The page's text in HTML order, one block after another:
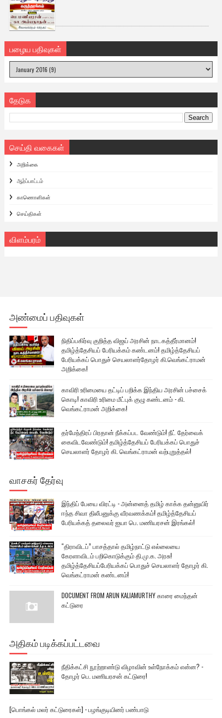
பழைய பதிவுகள்
தேடுக
செய்தி வகைகள்
அறிக்கை
ஆர்ப்பாட்டம்
காணொளிகள்
செய்திகள்
விளம்பரம்
அண்மைப் பதிவுகள்
நிதிப்பகிர்வு குறித்த விஜய் அரசின் நாடகத்தீர்மானம்!
தமிழ்த்தேசியப் பேரியக்கம் கண்டனம்! தமிழ்த்தேசியப்
பேரியக்கப் பொதுச் செயலாளர்தோழர் கி.வெங்கட்ராமன்
அறிக்கை!
காவிரி உரிமையை தட்டிப் பறிக்க இந்திய அரசின் பச்சைக்
கொடி! காவிரி உரிமை மீட்புக் குழு கண்டனம் - கி.
வெங்கட்ராமன் அறிக்கை!
தர்மேந்திரப் பிரதான் நீக்கப்பட வேண்டும்! நீட் தேர்வைக்
கைவிடவேண்டும்! தமிழ்த்தேசியப் பேரியக்கப் பொதுச்
செயலாளர் தோழர் கி. வெங்கட்ராமன் வற்புறுத்தல்!
வாசகர் தேர்வு
இந்திப் பேயை விரட்டி - அன்னைத் தமிழ் காக்க தன்னுயிர்
ஈந்த சிவா திலீபனுக்கு வீரவணக்கம்! தமிழ்த்தேசியப்
பேரியக்கத் தலைவர் ஐயா பெ. மணியரசன் இரங்கல்!
“திராவிடப்” பாசத்தால் தமிழ்நாட்டு எல்லையை
கேரளாவிடம் பறிகொடுக்கும் தி.மு.க. அரசு!
தமிழ்த்தேசியப்பேரியக்கப் பொதுச் செயலாளர் தோழர் கி.
வெங்கட்ராமன் கண்டனம்!
DOCUMENT FROM ARUN KALIAMURTHY காரை மைந்தன்
கட்டுரை
அதிகம் படிக்கப்பட்டவை
நீதிக்கட்சி நூற்றாண்டு விழாவின் உள்நோக்கம் என்ன? -
தோழர் பெ. மணியரசன் கட்டுரை!
[பொங்கல் மலர் கட்டுரைகள்] - பழங்குடியினர் பண்பாடு